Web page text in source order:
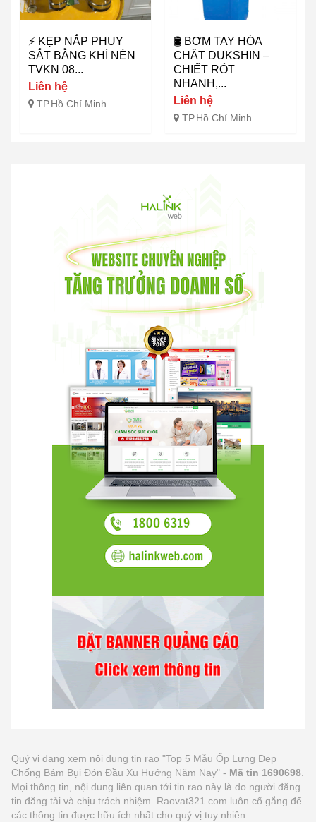
⚡ KẸP NẮP PHUY
SẮT BẰNG KHÍ NÉN
TVKN 08...
Liên hệ
TP.Hồ Chí Minh
🛢️ BƠM TAY HÓA
CHẤT DUKSHIN –
CHIẾT RÓT
NHANH,...
Liên hệ
TP.Hồ Chí Minh
Quý vị đang xem nội dung tin rao "Top 5 Mẫu Ốp Lưng Đẹp
Chống Bám Bụi Đón Đầu Xu Hướng Năm Nay" - Mã tin 1690698
Mọi thông tin, nội dung liên quan tới tin rao này là do người đăng
tin đăng tải và chịu trách nhiệm. Raovat321.com luôn cố gắng để
các thông tin được hữu ích nhất cho quý vị tuy nhiên